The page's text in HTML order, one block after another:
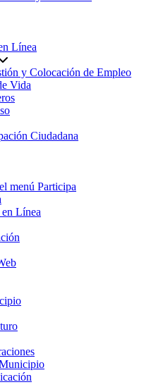
Línea
y Colocación de Empleo
Vida
Ciudadana
menú Participa
Línea